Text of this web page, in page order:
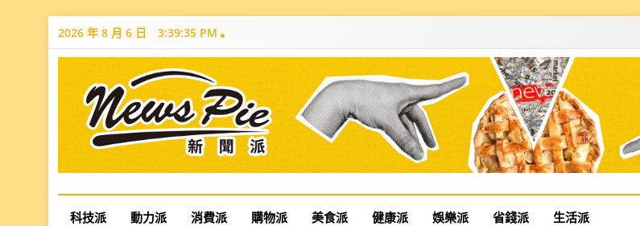
Skip
2026 年 8 月 6 日 3:39:36 PM
News Pie
最有料的新聞
科技派 動力派 消費派 購物派 美食派 健康派 娛樂派 省錢派 生活派